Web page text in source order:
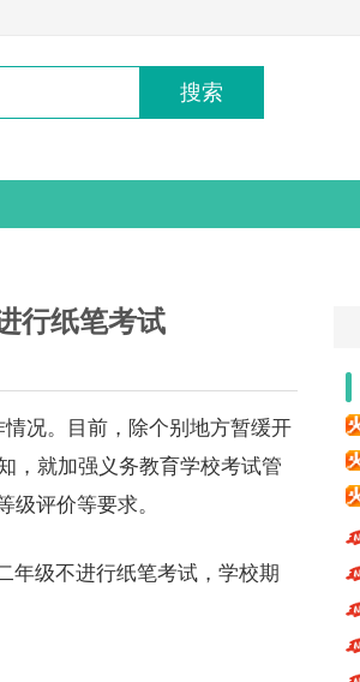
搜索
行纸笔考试
况。目前，除个别地方暂缓开
，就加强义务教育学校考试管
级评价等要求。
年级不进行纸笔考试，学校期